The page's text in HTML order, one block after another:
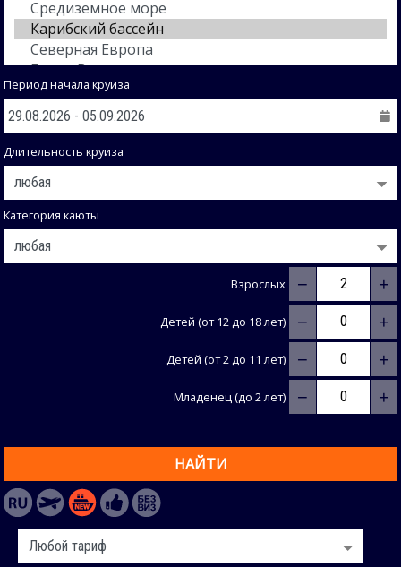
Период начала круиза
Длительность круиза
Категория каюты
Взрослых − +
Детей (от 12 до 18 лет) − +
Детей (от 2 до 11 лет) − +
Младенец (до 2 лет) − +
НАЙТИ